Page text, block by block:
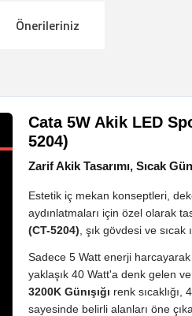
Önerileriniz
Cata 5W Akik LED
5204)
Zarif Akik Tasarımı, Sıcak
Estetik iç mekan konseptleri,
aydınlatmaları için özel olarak
(CT-5204) , şık gövdesi ve
Sadece 5 Watt enerji
yaklaşık 40 Watt'a denk gelen
3200K Günışığı renk sıcaklığı,
sayesinde belirli alanları öne